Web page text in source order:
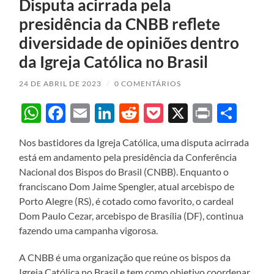
Disputa acirrada pela
presidência da CNBB reflete
diversidade de opiniões dentro
da Igreja Católica no Brasil
24 DE ABRIL DE 2023 / 0 COMENTÁRIOS
WhatsApp
Facebook
EmailLinkedIn
Reddit
Pocket
X Print
Nos bastidores da Igreja Católica, uma disputa acirrada
está em andamento pela presidência da Conferência
Nacional dos Bispos do Brasil (CNBB). Enquanto o
franciscano Dom Jaime Spengler, atual arcebispo de
Porto Alegre (RS), é cotado como favorito, o cardeal
Dom Paulo Cezar, arcebispo de Brasília (DF), continua
fazendo uma campanha vigorosa.
A CNBB é uma organização que reúne os bispos da